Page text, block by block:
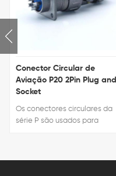
Conector Circular de
Aviação P20 2Pin Plug and
Socket
Os conectores circulares da
série P são usados ​​para